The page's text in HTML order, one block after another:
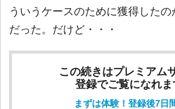
ういうケースのために獲得したの
だった。だけど・・・
この続きはプレミアム
登録でご覧になれま
まずは体験！登録後7日